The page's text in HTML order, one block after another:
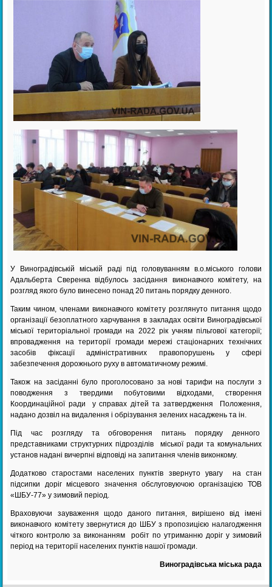
У Виноградівській міській раді під головуванням в.о.міського голови
Адальберта Сверенка відбулось засідання виконавчого комітету, на
розгляд якого було винесено понад 20 питань порядку денного.
Таким чином, членами виконавчого комітету розглянуто питання щодо
організації безоплатного харчування в закладах освіти Виноградівської
міської територіальної громади на 2022 рік учням пільгової категорії;
впровадження на території громади мережі стаціонарних технічних
засобів фіксації адміністративних правопорушень у сфері
забезпечення дорожнього руху в автоматичному режимі.
Також на засіданні було проголосовано за нові тарифи на послуги з
поводження з твердими побутовими відходами, створення
Координаційної ради у справах дітей та затвердження Положення,
надано дозвіл на видалення і обрізування зелених насаджень та ін.
Під час розгляду та обговорення питань порядку денного
представниками структурних підрозділів міської ради та комунальних
установ надані вичерпні відповіді на запитання членів виконкому.
Додатково старостами населених пунктів звернуто увагу на стан
підсипки доріг місцевого значення обслуговуючою організацією ТОВ
«ШБУ-77» у зимовий період.
Враховуючи зауваження щодо даного питання, вирішено від імені
виконавчого комітету звернутися до ШБУ з пропозицією налагодження
чіткого контролю за виконанням робіт по утриманню доріг у зимовий
період на території населених пунктів нашої громади.
Виноградівська міська рада